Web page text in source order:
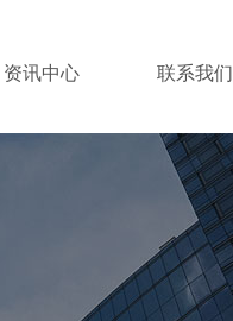
资讯中心 联系我们